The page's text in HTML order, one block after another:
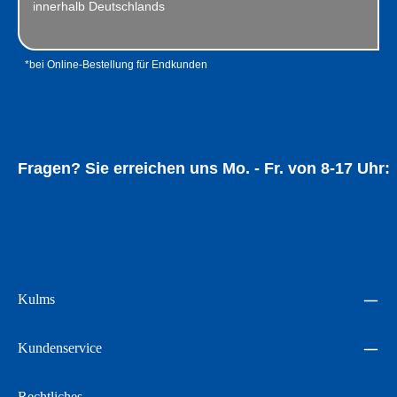
Fragen? Sie erreichen uns Mo. - Fr. von 8-17 Uhr:
innerhalb Deutschlands
*bei Online-Bestellung für Endkunden
Kulms
Kundenservice